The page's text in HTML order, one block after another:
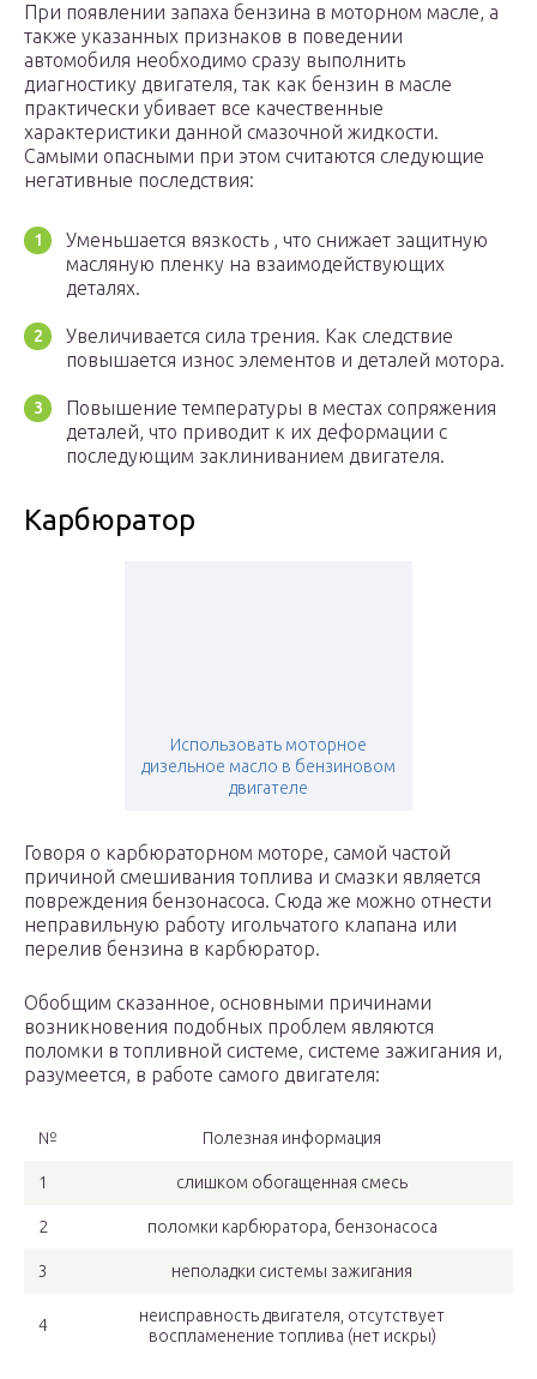
При появлении запаха бензина в моторном масле, а
также указанных признаков в поведении
автомобиля необходимо сразу выполнить
диагностику двигателя, так как бензин в масле
практически убивает все качественные
характеристики данной смазочной жидкости.
Самыми опасными при этом считаются следующие
негативные последствия:
Уменьшается вязкость , что снижает защитную
масляную пленку на взаимодействующих
деталях.
Увеличивается сила трения. Как следствие
повышается износ элементов и деталей мотора.
Повышение температуры в местах сопряжения
деталей, что приводит к их деформации с
последующим заклиниванием двигателя.
Карбюратор
Использовать моторное
дизельное масло в бензиновом
двигателе
Говоря о карбюраторном моторе, самой частой
причиной смешивания топлива и смазки является
повреждения бензонасоса. Сюда же можно отнести
неправильную работу игольчатого клапана или
перелив бензина в карбюратор.
Обобщим сказанное, основными причинами
возникновения подобных проблем являются
поломки в топливной системе, системе зажигания и,
разумеется, в работе самого двигателя:
№ Полезная информация
1 слишком обогащенная смесь
2 поломки карбюратора, бензонасоса
3 неполадки системы зажигания
4
неисправность двигателя, отсутствует
воспламенение топлива (нет искры)